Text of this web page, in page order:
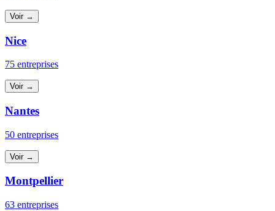
Voir →
Nice
75 entreprises
Voir →
Nantes
50 entreprises
Voir →
Montpellier
63 entreprises